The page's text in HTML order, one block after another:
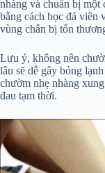
nhàng và chuẩn bị một
bằng cách bọc đá viên
vùng chân bị tổn
Lưu ý, không nên
lâu sẽ dễ gây bỏng
chườm nhẹ nhàng
đau tạm thời.